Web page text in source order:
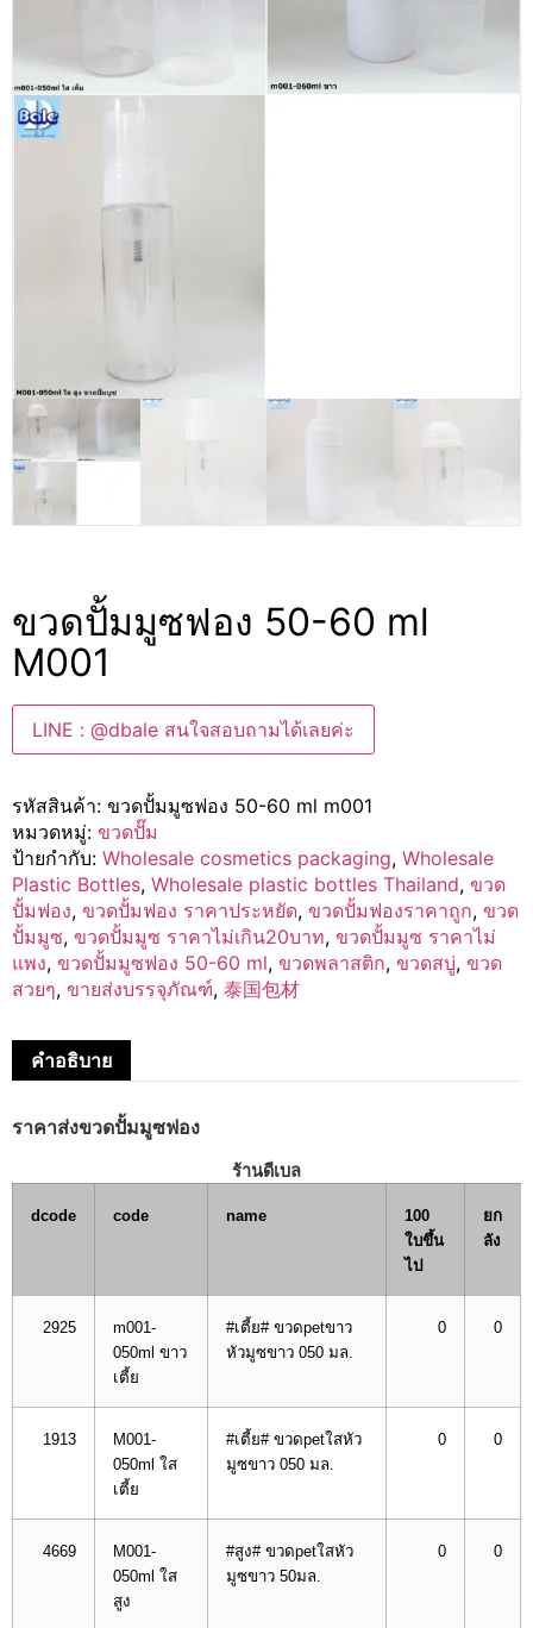
ขวดปั้มมูซฟอง 50-60 ml
M001
LINE : @dbale สนใจสอบถามได้เลยค่ะ
รหัสสินค้า: ขวดปั้มมูซฟอง 50-60 ml m001
หมวดหมู่: ขวดปั๊ม
ป้ายกำกับ: Wholesale cosmetics packaging, Wholesale
Plastic Bottles, Wholesale plastic bottles Thailand, ขวด
ปั้มฟอง, ขวดปั้มฟอง ราคาประหยัด, ขวดปั้มฟองราคาถูก, ขวด
ปั้มมูซ, ขวดปั้มมูซ ราคาไม่เกิน20บาท, ขวดปั้มมูซ ราคาไม่
แพง, ขวดปั้มมูซฟอง 50-60 ml, ขวดพลาสติก, ขวดสบู่, ขวด
สวยๆ, ขายส่งบรรจุภัณฑ์, 泰国包材
คำอธิบาย
ราคาส่งขวดปั้มมูซฟอง
ร้านดีเบล
dcode code name
100
ใบขึ้น
ไป
ยก
ลัง
2925
m001-
050ml ขาว
เตี้ย
#เตี้ย# ขวดpetขาว
หัวมูซขาว 050 มล.
0 0
1913
M001-
050ml ใส
เตี้ย
#เตี้ย# ขวดpetใสหัว
มูซขาว 050 มล.
0 0
4669
M001-
050ml ใส
สูง
#สูง# ขวดpetใสหัว
มูซขาว 50มล.
0 0